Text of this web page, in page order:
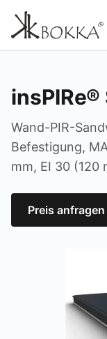
insPIRe®
Wand-PIR-
Befestigung,
mm, EI 30 (120
Preis anfragen